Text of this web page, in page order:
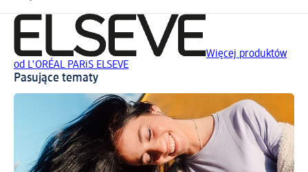
Więcej produktów
od L'ORÉAL PARiS ELSEVE
Pasujące tematy